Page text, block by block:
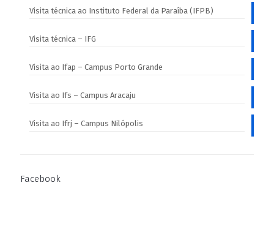
Visita técnica ao Instituto Federal da Paraíba (IFPB)
Visita técnica – IFG
Visita ao Ifap – Campus Porto Grande
Visita ao Ifs – Campus Aracaju
Visita ao Ifrj – Campus Nilópolis
Facebook